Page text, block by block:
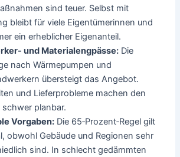
sind teuer. Selbst mit
bleibt für viele Eigentümerinnen und
ein erheblicher Eigenanteil.
und Materialengpässe: Die
nach Wärmepumpen und
übersteigt das Angebot.
und Lieferprobleme machen den
planbar.
Vorgaben: Die 65‑Prozent‑Regel gilt
obwohl Gebäude und Regionen sehr
sind. In schlecht gedämmten